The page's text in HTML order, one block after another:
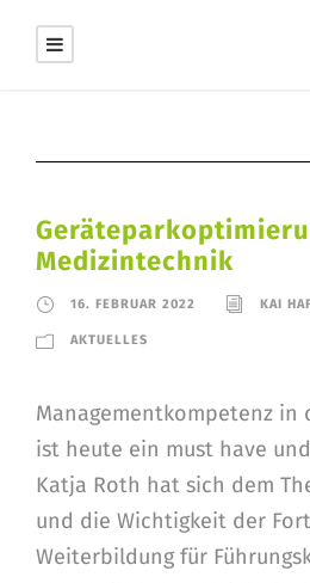
Medizintechnik
16. FEBRUAR 2022 KAI
AKTUELLES
Managementkompetenz in
ist heute ein must have
Katja Roth hat sich dem
und die Wichtigkeit der
Weiterbildung für